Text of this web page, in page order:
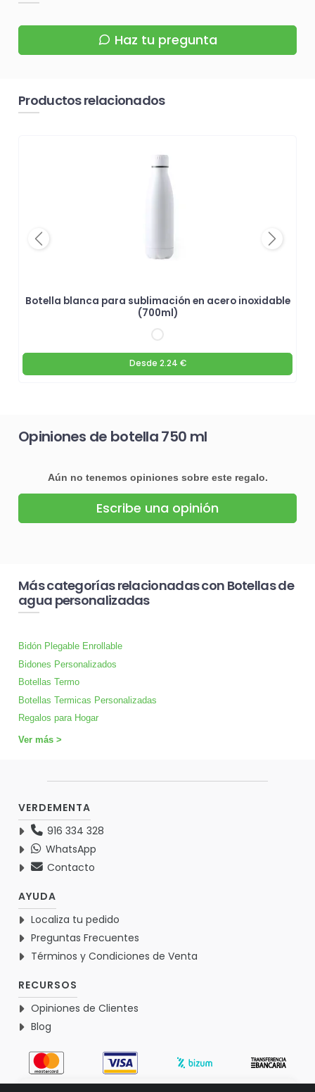
Haz tu pregunta
Productos relacionados
Botella blanca para sublimación en acero inoxidable
(700ml)
Desde 2.24 €
Previous Next
Opiniones de botella 750 ml
Aún no tenemos opiniones sobre este regalo.
Escribe una opinión
Más categorías relacionadas con Botellas de
agua personalizadas
Bidón Plegable Enrollable
Bidones Personalizados
Botellas Termo
Botellas Termicas Personalizadas
Regalos para Hogar
Ver más >
VERDEMENTA
916 334 328
WhatsApp
Contacto
AYUDA
Localiza tu pedido
Preguntas Frecuentes
Términos y Condiciones de Venta
RECURSOS
Opiniones de Clientes
Blog